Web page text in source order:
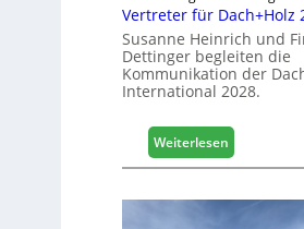
l
e
s
G
e
s
c
h
f
Vertreter für Dach+Holz
Susanne Heinrich und
Dettinger begleiten die
Kommunikation der
International 2028.
Weiterlesen:
V
r